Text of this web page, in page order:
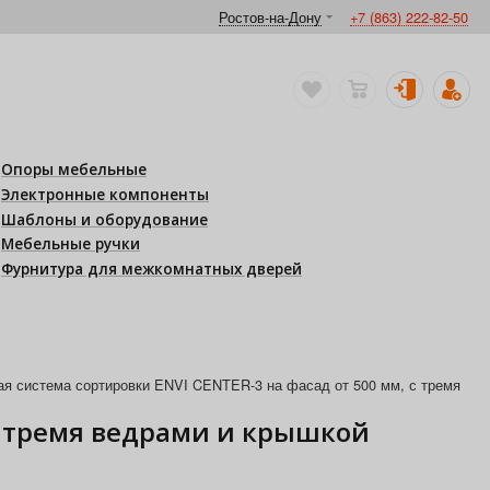
Ростов-на-Дону +7 (863) 222-82-50
Опоры мебельные
Электронные компоненты
Шаблоны и оборудование
Мебельные ручки
Фурнитура для межкомнатных дверей
система сортировки ENVI CENTER-3 на фасад от 500 мм, с тремя
тремя ведрами и крышкой